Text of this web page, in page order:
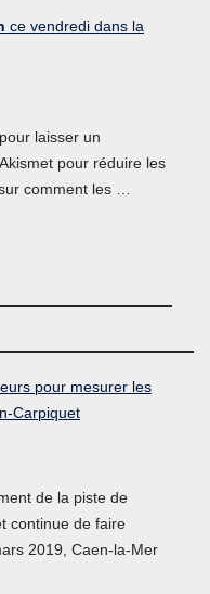
ce vendredi dans la
laisser un
pour réduire les
comment les …
pour mesurer les
Carpiquet
de la piste de
continue de faire
2019, Caen-la-Mer